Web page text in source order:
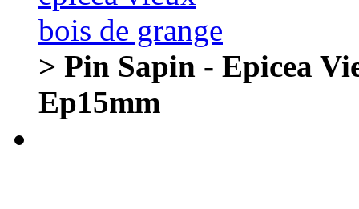
> Pin Sapin - Epicea
Ep15mm